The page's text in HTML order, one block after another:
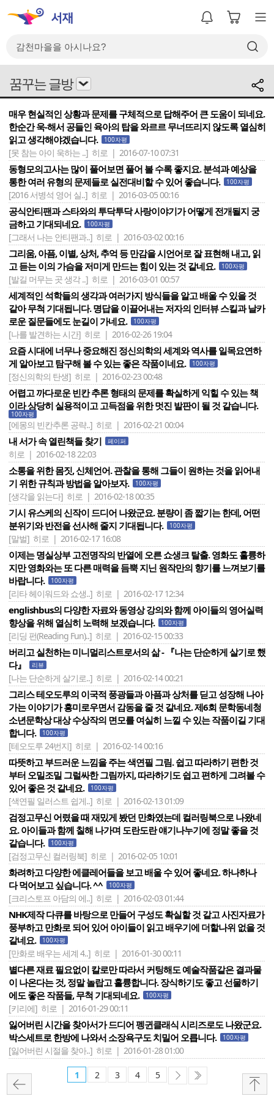
꿈꾸는 글방
매우 현실적인 상황과 문제를 구체적으로 답해주어 큰 도움이 되네요.
한순간 욱-해서 공들인 육아의 탑을 와르르 무너뜨리지 않도록 열심히
읽고 생각해야겠습니다.
100자평
[못 참는 아이 욱하는 ..] 히로 | 2016-07-10 07:31
동형모의고사는 많이 풀어보면 풀어 볼 수록 좋지요. 분석과 예상을
통한 여러 유형의 문제들로 실전대비할 수 있어 좋습니다.
100자평
[2016 서병석 영어 실..] 히로 | 2016-03-05 00:16
공식안티팬과 스타와의 투닥투닥 사랑이야기가 어떻게 전개될지 궁
금하고 기대되네요.
100자평
[그래서 나는 안티팬과..] 히로 | 2016-03-02 00:16
그리움, 아픔, 이별, 상처, 추억 등 만감을 시언어로 잘 표현해 내고, 읽
고 듣는 이의 가슴을 저미게 만드는 힘이 있는 것 같네요.
100자평
[발길 머무는 곳 생각 ..] 히로 | 2016-03-01 00:57
세계적인 석학들의 생각과 여러가지 방식들을 알고 배울 수 있을 것
같아 무척 기대됩니다. 명답을 이끌어내는 저자의 인터뷰 스킬과 날카
로운 질문들에도 눈길이 가네요.
100자평
[나를 발견하는 시간] 히로 | 2016-02-26 19:04
요즘 시대에 너무나 중요해진 정신의학의 세계와 역사를 일목요연하
게 알아보고 탐구해 볼 수 있는 좋은 작품이네요.
100자평
[정신의학의 탄생] 히로 | 2016-02-23 00:48
어렵고 까다로운 빈칸 추론 형태의 문제를 확실하게 익힐 수 있는 책
이라 상당히 실용적이고 고득점을 위한 멋진 발판이 될 것 같습니다.
100자평
[에몽의 빈칸추론 공략..] 히로 | 2016-02-21 00:04
내 서가 속 열린책들 찾기 페이퍼
히로 | 2016-02-18 22:03
소통을 위한 몸짓, 신체언어. 관찰을 통해 그들이 원하는 것을 읽어내
기 위한 규칙과 방법을 알아보자.
100자평
[생각을 읽는다] 히로 | 2016-02-18 00:35
기시 유스케의 신작이 드디어 나왔군요. 분량이 좀 짧기는 한데, 어떤
분위기와 반전을 선사해 줄지 기대됩니다.
100자평
[말벌] 히로 | 2016-02-17 16:08
이제는 명실상부 고전명작의 반열에 오른 쇼생크 탈출. 영화도 훌륭하
지만 영화와는 또 다른 매력을 듬뿍 지닌 원작만의 향기를 느껴보기를
바랍니다.
100자평
[리타 헤이워드와 쇼생..] 히로 | 2016-02-17 12:34
englishbus의 다양한 자료와 동영상 강의와 함께 아이들의 영어실력
향상을 위해 열심히 노력해 보겠습니다.
100자평
[리딩 펀(Reading Fun)..] 히로 | 2016-02-15 00:33
버리고 실천하는 미니멀리스트로서의 삶 - 『나는 단순하게 살기로 했
다』
리뷰
[나는 단순하게 살기로..] 히로 | 2016-02-14 00:21
그리스 테오도루의 이국적 풍광들과 아픔과 상처를 딛고 성장해 나아
가는 이야기가 흥미로우면서 감동을 줄 것 같네요. 제6회 문학동네청
소년문학상 대상 수상작의 면모를 여실히 느낄 수 있는 작품이길 기대
합니다.
100자평
[테오도루 24번지] 히로 | 2016-02-14 00:16
따뜻하고 부드러운 느낌을 주는 색연필 그림. 쉽고 따라하기 편한 것
부터 오밀조밀 그럴싸한 그림까지, 따라하기도 쉽고 편하게 그려볼 수
있어 좋은 것 같네요.
100자평
[색연필 일러스트 쉽게..] 히로 | 2016-02-13 01:09
검정고무신 어렸을 때 재밌게 봤던 만화였는데 컬러링북으로 나왔네
요. 아이들과 함께 칠해 나가며 도란도란 얘기나누기에 정말 좋을 것
같습니다.
100자평
[검정고무신 컬러링북] 히로 | 2016-02-05 10:01
화려하고 다양한 에클레어들을 보고 배울 수 있어 좋네요. 하나하나
다 먹어보고 싶습니다. ^^
100자평
[크리스토프 아담의 에..] 히로 | 2016-02-03 01:44
NHK제작 다큐를 바탕으로 만들어 구성도 확실할 것 같고 사진자료가
풍부하고 만화로 되어 있어 아이들이 읽고 배우기에 더할나위 없을 것
같네요.
100자평
[만화로 배우는 세계 4..] 히로 | 2016-01-30 00:11
별다른 재료 필요없이 칼로만 따라서 커팅해도 예술작품같은 결과물
이 나온다는 것, 정말 놀랍고 훌륭합니다. 장식하기도 좋고 선물하기
에도 좋은 작품들, 무척 기대되네요.
100자평
[키리에] 히로 | 2016-01-29 00:11
잃어버린 시간을 찾아서가 드디어 펭귄클래식 시리즈로도 나왔군요.
박스세트로 한방에 나와서 소장욕구도 치밀어 오릅니다.
100자평
[잃어버린 시절을 찾아..] 히로 | 2016-01-28 01:00
1 2 3 4 5